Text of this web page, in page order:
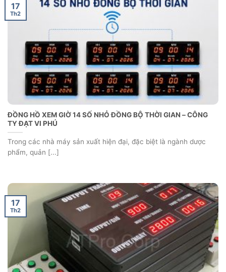
ĐỒNG HỒ XEM GIỜ 14 SỐ NHỎ ĐỒNG BỘ THỜI GIAN – CÔNG
TY ĐẠT VI PHÚ
Trong các nhà máy sản xuất hiện đại, đặc biệt là ngành dược
phẩm, quản [...]
17
Th2
17
Th2